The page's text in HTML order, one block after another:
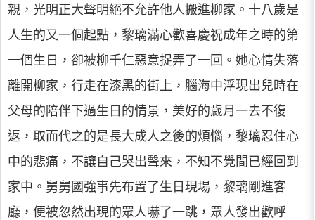
親，光明正大聲明絕不允許他人搬進柳家。十八歲是
人生的又一個起點，黎璃滿心歡喜慶祝成年之時的第
一個生日，卻被柳千仁惡意捉弄了一回。她心情失落
離開柳家，行走在漆黑的街上，腦海中浮現出兒時在
父母的陪伴下過生日的情景，美好的歲月一去不復
返，取而代之的是長大成人之後的煩惱，黎璃忍住心
中的悲痛，不讓自己哭出聲來，不知不覺間已經回到
家中。舅舅國強事先布置了生日現場，黎璃剛進客
廳，便被忽然出現的眾人嚇了一跳，眾人發出歡呼